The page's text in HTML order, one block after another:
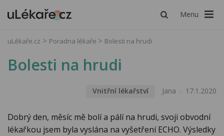
Menu
uLékaře.cz Poradna lékaře Bolesti na hrudi
Bolesti na hrudi
Vnitřní lékařství Jana 17.1.2020
Dobrý den, měsíc mě bolí a pálí na hrudi, svoji obvodní
lékařkou jsem byla vyslána na vyšetření ECHO. Výsledky